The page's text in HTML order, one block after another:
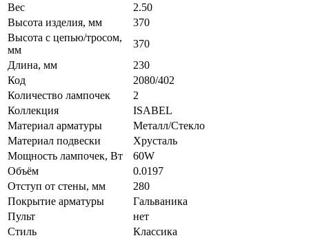
Вес
2.50
Высота изделия, мм
370
Высота с цепью/тросом,
мм
370
Длина, мм
230
Код
2080/402
Количество лампочек
2
Коллекция
ISABEL
Материал арматуры
Металл/Стекло
Материал подвески
Хрусталь
Мощность лампочек, Вт
60W
Объём
0.0197
Отступ от стены, мм
280
Покрытие арматуры
Гальваника
Пульт
нет
Стиль
Классика